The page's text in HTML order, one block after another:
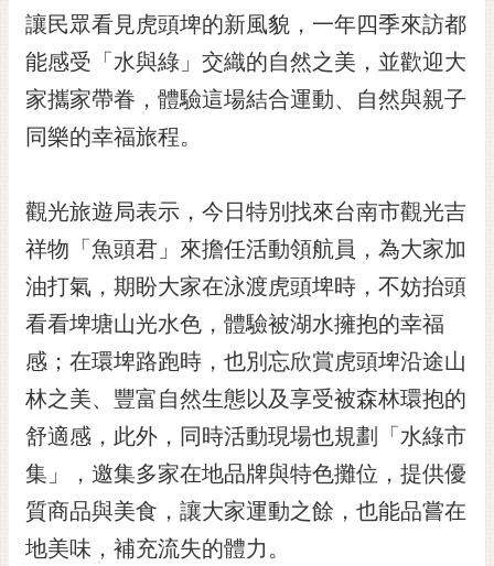
隱
私
權
及
安
全
策
網
資
料
放
宣
告
市
府
交
通
讓民眾看見虎頭埤的新風貌，一年四季來訪都
能感受「水與綠」交織的自然之美，並歡迎大
家攜家帶眷，體驗這場結合運動、自然與親子
同樂的幸福旅程。
觀光旅遊局表示，今日特別找來台南市觀光吉
祥物「魚頭君」來擔任活動領航員，為大家加
油打氣，期盼大家在泳渡虎頭埤時，不妨抬頭
看看埤塘山光水色，體驗被湖水擁抱的幸福
感；在環埤路跑時，也別忘欣賞虎頭埤沿途山
林之美、豐富自然生態以及享受被森林環抱的
舒適感，此外，同時活動現場也規劃「水綠市
集」，邀集多家在地品牌與特色攤位，提供優
質商品與美食，讓大家運動之餘，也能品嘗在
地美味，補充流失的體力。